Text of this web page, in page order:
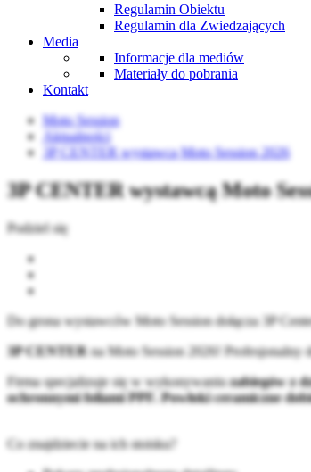
Regulamin Obiektu
Regulamin dla Zwiedzających
Media
Informacje dla mediów
Materiały do pobrania
Kontakt
Moto Session
Aktualności
3P CENTER wystawcą Moto Session 2026
3P CENTER wystawcą Moto
Podziel się
Do grona wystawców Moto Session dołącza 3P
3P CENTERna Moto Session 2026! Profesjonalny
Firma specjalizuje się w wykonywaniuzabiegów z
ochronnymi foliami PPF. Powłoki ceramiczne
Co znajdziecie na ich stoisku?